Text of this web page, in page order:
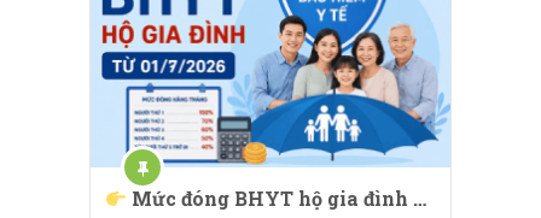
Mức đóng BHYT hộ gia đình …